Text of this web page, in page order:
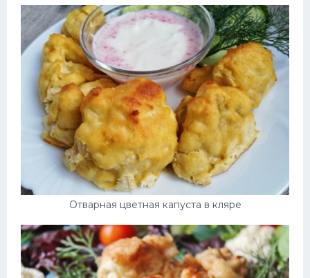
Отварная цветная капуста в кляре
Десерт
Напитки
Дизайн комнаты